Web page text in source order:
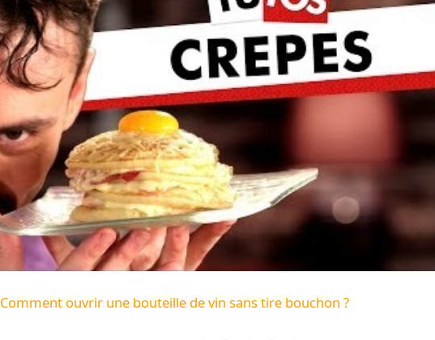
Comment ouvrir une bouteille de vin sans tire bouchon ?